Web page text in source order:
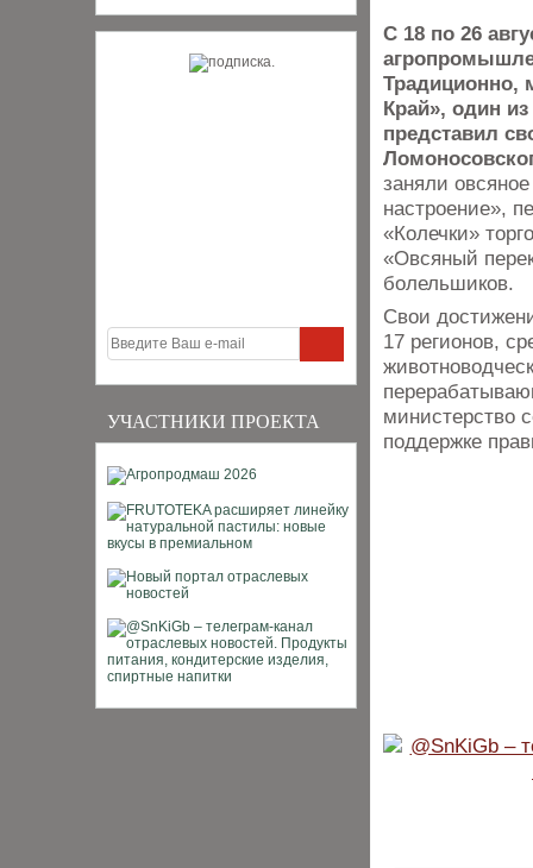
УЧАСТНИКИ ПРОЕКТА
С 18 по 26
Традиционно,
Край», один
представил
заняли
настроение»,
«Колечки»
«Овсяный
болельшиков.
Свои
17 регионов,
министерство
поддержке